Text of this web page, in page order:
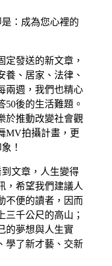
：成為您心裡的
定發送的新文章，
養、居家、法律、
兩週，我們也精心
50後的生活難題。
於推動改變社會觀
MV拍攝計畫，更
！
文章，人生變得
，希望我們建議人
不便的讀者，因而
三千公尺的高山；
的夢想與人生實
學了新才藝、交新